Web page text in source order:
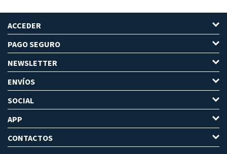
ACCEDER
PAGO SEGURO
NEWSLETTER
ENVÍOS
SOCIAL
APP
CONTACTOS